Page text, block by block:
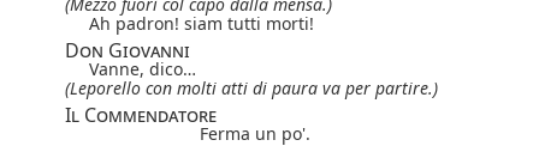
Ah padron! siam tutti morti!
Don Giovanni
Vanne, dico…
(Leporello con molti atti di paura va per partire.)
Il Commendatore
Ferma un po'.